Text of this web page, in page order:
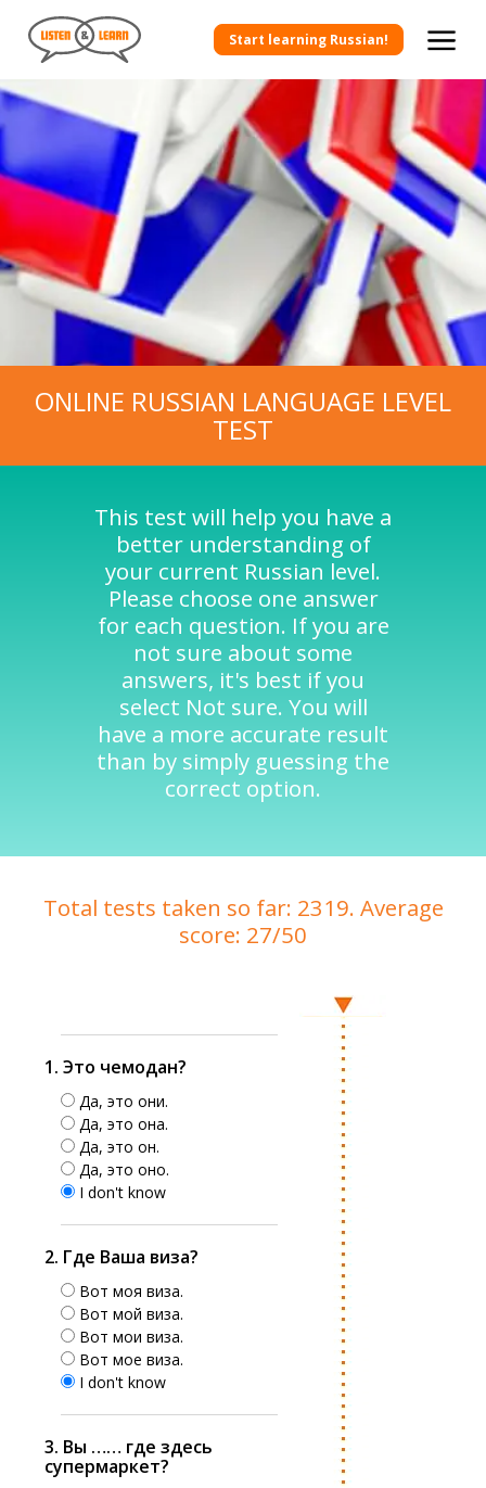
Start learning Russian!
ONLINE RUSSIAN LANGUAGE LEVEL
TEST
This test will help you have a
better understanding of
your current Russian level.
Please choose one answer
for each question. If you are
not sure about some
answers, it's best if you
select Not sure. You will
have a more accurate result
than by simply guessing the
correct option.
Total tests taken so far: 2319. Average
score: 27/50
1. Это чемодан?
Да, это они.
Да, это она.
Да, это он.
Да, это оно.
I don't know
2. Где Ваша виза?
Вот моя виза.
Вот мой виза.
Вот мои виза.
Вот мое виза.
I don't know
3. Вы …… где здесь
супермаркет?